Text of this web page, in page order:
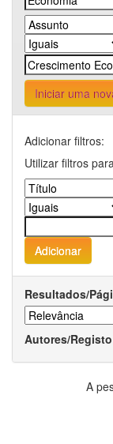
Iniciar uma
Adicionar filtros:
Utilizar filtros
Resultados/
Autores/Registo
A